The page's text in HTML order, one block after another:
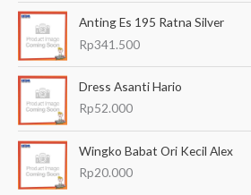
Anting Es 195 Ratna Silver
Rp341.500
Dress Asanti Hario
Rp52.000
Wingko Babat Ori Kecil Alex
Rp20.000